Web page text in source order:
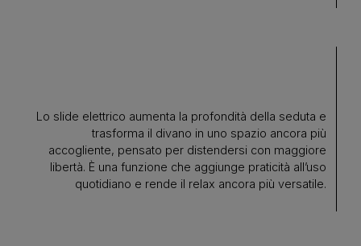
Lo slide elettrico aumenta la profondità della seduta e
trasforma il divano in uno spazio ancora più
accogliente, pensato per distendersi con maggiore
libertà. È una funzione che aggiunge praticità all’uso
quotidiano e rende il relax ancora più versatile.